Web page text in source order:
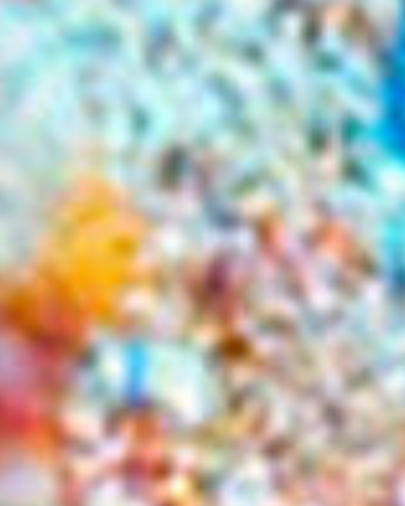
Backstreet Boys veröffentlichen neue Single „Bottle
Up“ für den dritten PAW-Patrol-Kinofilm
21. Juli 2026
Shakira trifft wieder ins Schwarze: „Dai Dai“ erobert
die Chartspitze
16. Juli 2026
Adam Lambert findet zu sich selbst zurück – Neues
Album „ADAM“...
16. Juli 2026
Jazz Pop Rock Events Köln
9 Aug.:Jazz Köln - Green Room Stadtgarten- Leonora
Tomanoski Quartett
24 Sep.:European Jazz Conference 2026 Köln
Jazz Köln - Bossarenova Trio – „Levitar“ im
Altes Pfandhaus
8 Nov.:Jazz Köln - Emil Brandqvist Trio-Altes
Pfandhaus
4 Dez.:Jazz Köln- jooKRAUS-folaDADA -
martinMEIXNER Christmas Serenade